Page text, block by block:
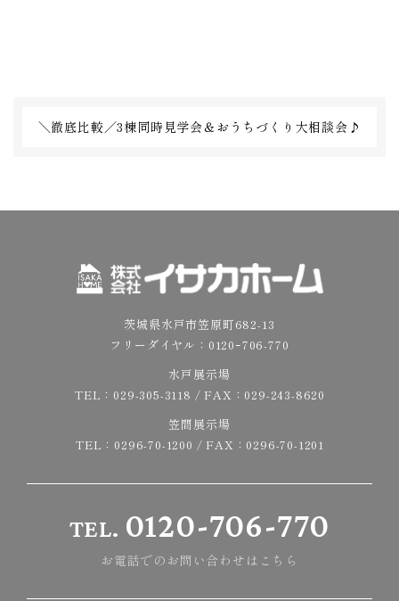
＼徹底比較／3棟同時見学会＆おうちづくり大相談会♪
茨城県水戸市笠原町682-13
フリーダイヤル： 0120ｰ706-770
水戸展示場
TEL： 029-305-3118 / FAX：029-243-8620
笠間展示場
TEL： 0296-70-1200 / FAX：0296-70-1201
TEL. 0120-706-770
お電話でのお問い合わせはこちら